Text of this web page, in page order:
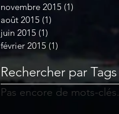
novembre 2015 (1)
août 2015 (1)
juin 2015 (1)
février 2015 (1)
Rechercher par Tags
Pas encore de mots-clés.